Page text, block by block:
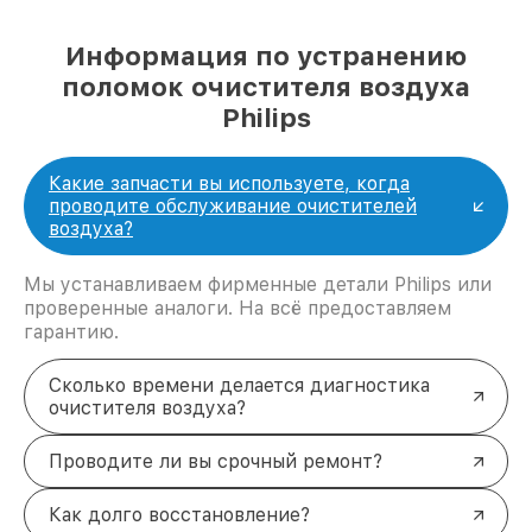
Информация по устранению
поломок очистителя воздуха
Philips
Какие запчасти вы используете, когда
проводите обслуживание очистителей
воздуха?
Мы устанавливаем фирменные детали Philips или
проверенные аналоги. На всё предоставляем
гарантию.
Сколько времени делается диагностика
очистителя воздуха?
Проводите ли вы срочный ремонт?
Как долго восстановление?